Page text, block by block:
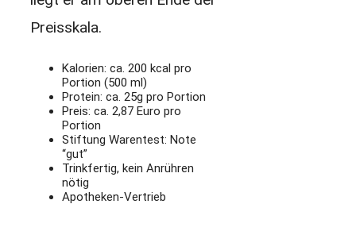
Preisskala.
Kalorien: ca. 200 kcal pro
Portion (500 ml)
Protein: ca. 25g pro Portion
Preis: ca. 2,87 Euro pro
Portion
Stiftung Warentest: Note
“gut”
Trinkfertig, kein Anrühren
nötig
Apotheken-Vertrieb